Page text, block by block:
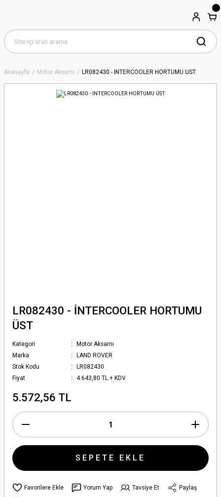
Anasayfa Motor Aksamı LR082430 - İNTERCOOLER HORTUMU ÜST
LR082430 - İNTERCOOLER HORTUMU
ÜST
Kategori
Motor Aksamı
Marka
LAND ROVER
Stok Kodu
LR082430
Fiyat
4.643,80 TL + KDV
5.572,56 TL
SEPETE EKLE
Yorum Yap Tavsiye Et
Paylaş